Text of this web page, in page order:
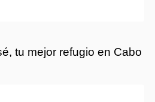
tu mejor refugio en Cabo